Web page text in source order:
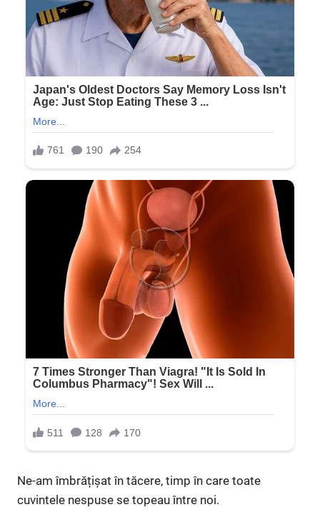
Ne-am îmbrățișat în tăcere, timp în care toate
cuvintele nespuse se topeau între noi.